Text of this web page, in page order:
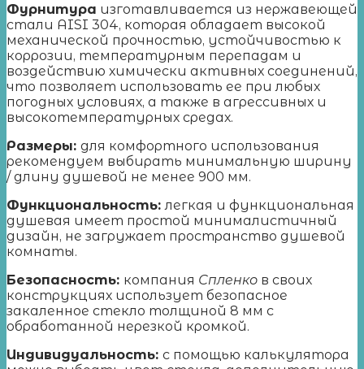
Фурнитура изготавливается из нержавеющей
стали AISI 304, которая обладает высокой
механической прочностью, устойчивостью к
коррозии, температурным перепадам и
воздействию химически активных соединений,
что позволяет использовать ее при любых
погодных условиях, а также в агрессивных и
высокотемпературных средах.
Размеры: для комфортного использования
рекомендуем выбирать минимальную ширину
/ длину душевой не менее 900 мм.
Функциональность:легкая и функциональная
душевая имеет простой минималистичный
дизайн, не загружает пространство душевой
комнаты.
Безопасность: компания Спленко в своих
конструкциях использует безопасное
закаленное стекло толщиной 8 мм с
обработанной нерезкой кромкой.
Индивидуальность: с помощью калькулятора